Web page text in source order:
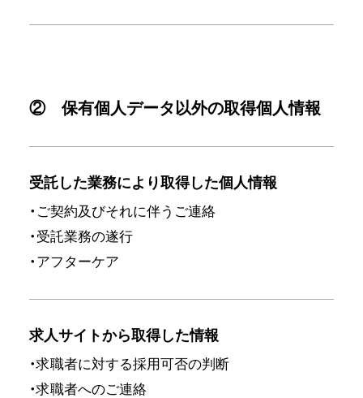
② 保有個人データ以外の取得個人情報
受託した業務により取得した個人情報
・ご契約及びそれに伴うご連絡
・受託業務の遂行
・アフターケア
求人サイトから取得した情報
・求職者に対する採用可否の判断
・求職者へのご連絡